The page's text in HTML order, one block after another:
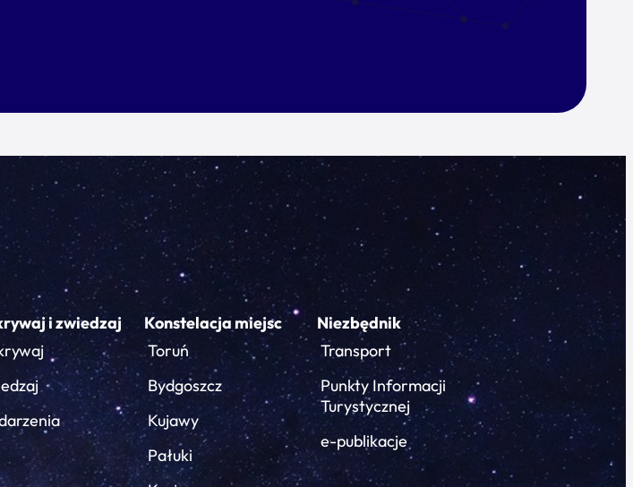
i zwiedzaj
Konstelacja miejsc
Toruń
Bydgoszcz
Kujawy
Pałuki
Niezbędnik
Transport
Punkty Informacji
Turystycznej
e-publikacje